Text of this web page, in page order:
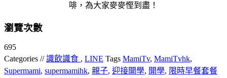
啡， 為大家麥麥慳到盡！
瀏覽次數
695
Categories //識飲識食 , LINE Tags MamiTv, MamiTvhk,
Supermami, supermamihk, 親子, 迎接開學, 開學, 限時早餐套餐